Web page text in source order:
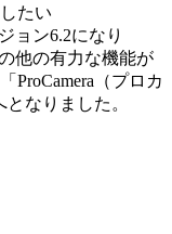
たい
ョン6.2になり
他の有力な機能が
ProCamera（プロカ
なりました。